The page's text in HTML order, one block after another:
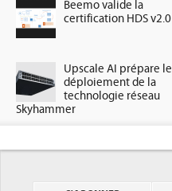
Beemo valide la
certification HDS v2.0
Upscale AI prépare le
déploiement de la
technologie réseau
Skyhammer